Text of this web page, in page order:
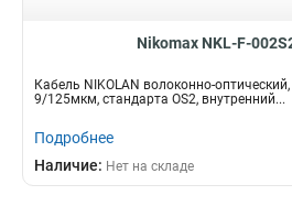
Nikomax NKL-F-
Кабель NIKOLAN волоконно-
9/125мкм, стандарта OS2, внутренний...
Подробнее
Наличие: Нет на складе